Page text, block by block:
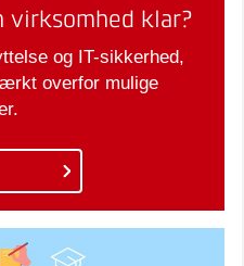
virksomhed klar?
og IT-sikkerhed,
overfor mulige